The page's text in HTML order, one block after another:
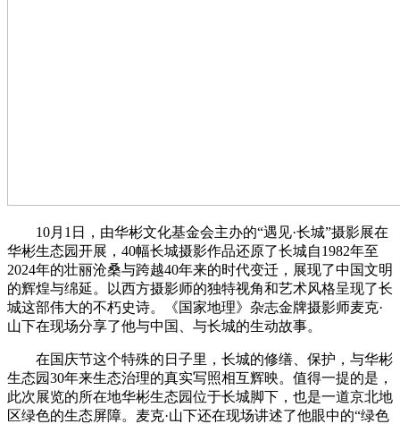
10月1日，由华彬文化基金会主办的“遇见·长城”摄影展在
华彬生态园开展，40幅长城摄影作品还原了长城自1982年至
2024年的壮丽沧桑与跨越40年来的时代变迁，展现了中国文明
的辉煌与绵延。以西方摄影师的独特视角和艺术风格呈现了长
城这部伟大的不朽史诗。《国家地理》杂志金牌摄影师麦克·
山下在现场分享了他与中国、与长城的生动故事。
在国庆节这个特殊的日子里，长城的修缮、保护，与华彬
生态园30年来生态治理的真实写照相互辉映。值得一提的是，
此次展览的所在地华彬生态园位于长城脚下，也是一道京北地
区绿色的生态屏障。麦克·山下还在现场讲述了他眼中的“绿色